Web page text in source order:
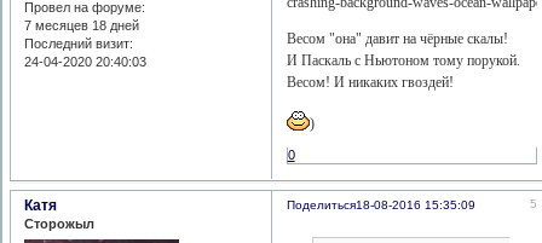
Провел на форуме:
7 месяцев 18 дней
Последний визит:
24-04-2020 20:40:03
Весом "она" давит на чёрные скалы!
И Паскаль с Ньютоном тому порукой.
Весом! И никаких гвоздей!
)
0
Поделиться 5
18-08-2016 15:35:09
Катя
Сторожыл